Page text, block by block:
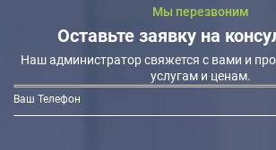
Мы перезвоним
Оставьте заявку на
Наш администратор свяжется с вами и
услугам и ценам.